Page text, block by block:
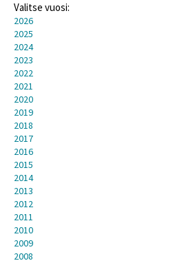
Valitse vuosi:
2026
2025
2024
2023
2022
2021
2020
2019
2018
2017
2016
2015
2014
2013
2012
2011
2010
2009
2008